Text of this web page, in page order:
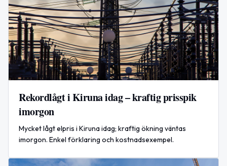
Rekordlågt i Kiruna idag – kraftig prisspik
imorgon
Mycket lågt elpris i Kiruna idag; kraftig ökning väntas
imorgon. Enkel förklaring och kostnadsexempel.